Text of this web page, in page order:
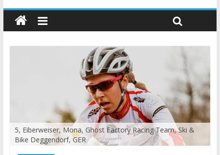
5, Eiberweiser, Mona, Ghost Factory Racing Team, Ski &
Bike Deggendorf, GER